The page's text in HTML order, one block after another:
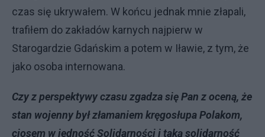
czas się ukrywałem. W końcu jednak mnie złapali,
trafiłem do zakładów karnych najpierw w
Starogardzie Gdańskim a potem w Iławie, z tym, że
jako osoba internowana.
Czy z perspektywy czasu zgadza się Pan z oceną, że
stan wojenny był złamaniem kręgosłupa Polakom,
ciosem w jedność Solidarności i taką solidarność